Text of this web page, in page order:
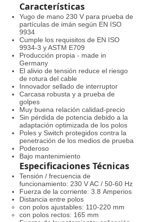
Características
Yugo de mano 230 V para prueba de
partículas de imán según EN ISO
9934
Cumple los requisitos de EN ISO
9934-3 y ASTM E709
Producción propia - made in
Germany
El alivio de tensión reduce el riesgo
de rotura del cable
Innovador sellado de interruptor
Carcasa robusta y a prueba de
golpes
Muy buena relación calidad-precio
Sin pérdida de potencia debido a la
adaptación optimizada de los polos
Poles y Switch protegidos contra la
penetración de los medios de prueba
Poderoso
Bajo mantenimiento
Especificaciones Técnicas
Tensión / frecuencia de
funcionamiento: 230 V AC / 50-60 Hz
Fuerza de la corriente: 3.8 Amperios
Distancia entre polos
con polos ajustables: 110-220 mm
con polos rectos: 165 mm